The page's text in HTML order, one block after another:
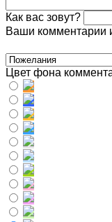
Как вас зовут?
Ваши комментарии
Цвет фона